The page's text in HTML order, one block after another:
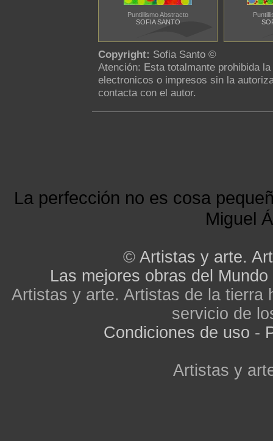
Puntillismo Abstracto
SOFIA SANTO
Copyright: Sofia Santo ©
Atención: Esta totalmante prohibida
electronicos o impresos sin la
contacta con el autor.
La perfección no es cosa
Miguel
© Artistas y arte.
Las mejores obras del Mundo
Artistas y arte. Artistas de la tierra
servicio de
Condiciones de uso -
Artistas y